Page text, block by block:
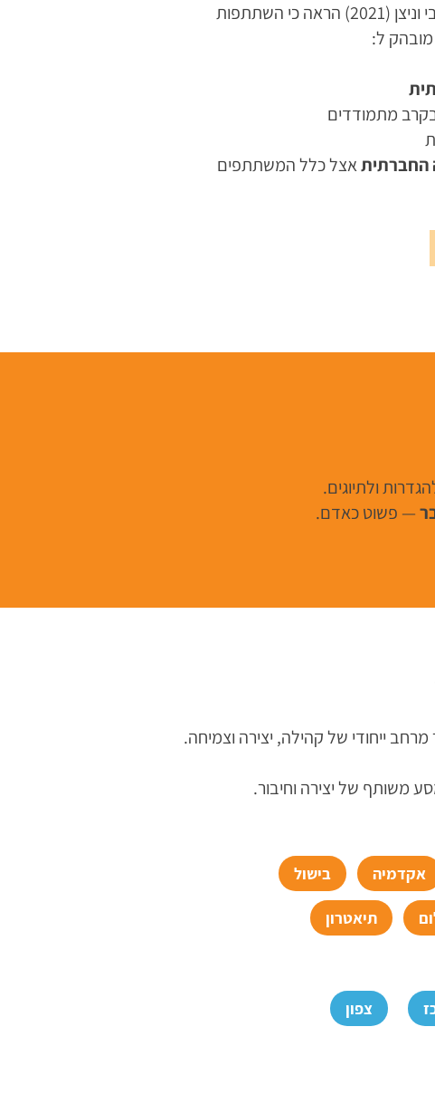
מחקר אקדמי שנערך על ידי אורקיבי וניצן (2021) הראה כי השתתפות
ל:
מתמודדים
החברתיתאצל כלל המשתתפים
ולתיוגים.
— פשוט כאדם.
ייחודי של קהילה, יצירה וצמיחה.
משותף של יצירה וחיבור.
אקדמיה בישול
תיאטרון
צפון